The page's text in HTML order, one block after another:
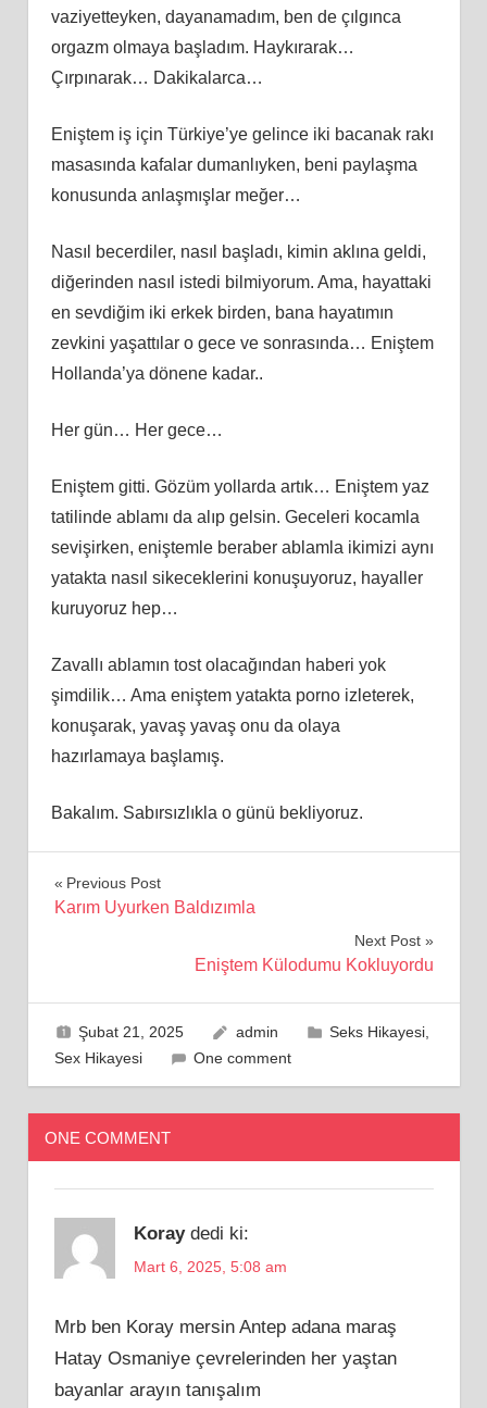
vaziyetteyken, dayanamadım, ben de çılgınca
orgazm olmaya başladım. Haykırarak…
Çırpınarak… Dakikalarca…
Eniştem iş için Türkiye’ye gelince iki bacanak rakı
masasında kafalar dumanlıyken, beni paylaşma
konusunda anlaşmışlar meğer…
Nasıl becerdiler, nasıl başladı, kimin aklına geldi,
diğerinden nasıl istedi bilmiyorum. Ama, hayattaki
en sevdiğim iki erkek birden, bana hayatımın
zevkini yaşattılar o gece ve sonrasında… Eniştem
Hollanda’ya dönene kadar..
Her gün… Her gece…
Eniştem gitti. Gözüm yollarda artık… Eniştem yaz
tatilinde ablamı da alıp gelsin. Geceleri kocamla
sevişirken, eniştemle beraber ablamla ikimizi aynı
yatakta nasıl sikeceklerini konuşuyoruz, hayaller
kuruyoruz hep…
Zavallı ablamın tost olacağından haberi yok
şimdilik… Ama eniştem yatakta porno izleterek,
konuşarak, yavaş yavaş onu da olaya
hazırlamaya başlamış.
Bakalım. Sabırsızlıkla o günü bekliyoruz.
Yazı
Previous Post
Karım Uyurken Baldızımla
Next Post
Eniştem Külodumu Kokluyordu
Şubat 21, 2025 admin Seks Hikayesi
Sex Hikayesi
One comment
ONE COMMENT
Koray dedi ki:
Mart 6, 2025, 5:08 am
Mrb ben Koray mersin Antep adana maraş
Hatay Osmaniye çevrelerinden her yaştan
bayanlar arayın tanışalım